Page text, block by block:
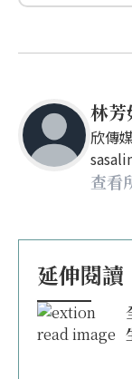
林芳
欣傳
查看
延伸閱讀